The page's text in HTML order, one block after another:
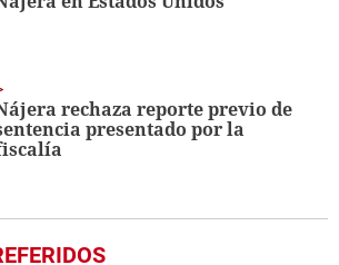
rechaza reporte previo de
presentado por la